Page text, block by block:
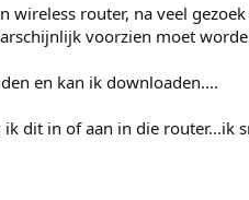
wireless router, na veel
voorzien moet
en kan ik downloaden....
ik dit in of aan in die router...ik